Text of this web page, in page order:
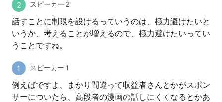
スピーカー 2
話すことに制限を設けるっていうのは、極力避けたいと
いうか、考えることが増えるので、極力避けたいってい
うことですね。
スピーカー 1
例えばですよ、まかり間違って収益者さんとかがスポン
サーについたら、高段者の漫画の話しにくくなるとかあ